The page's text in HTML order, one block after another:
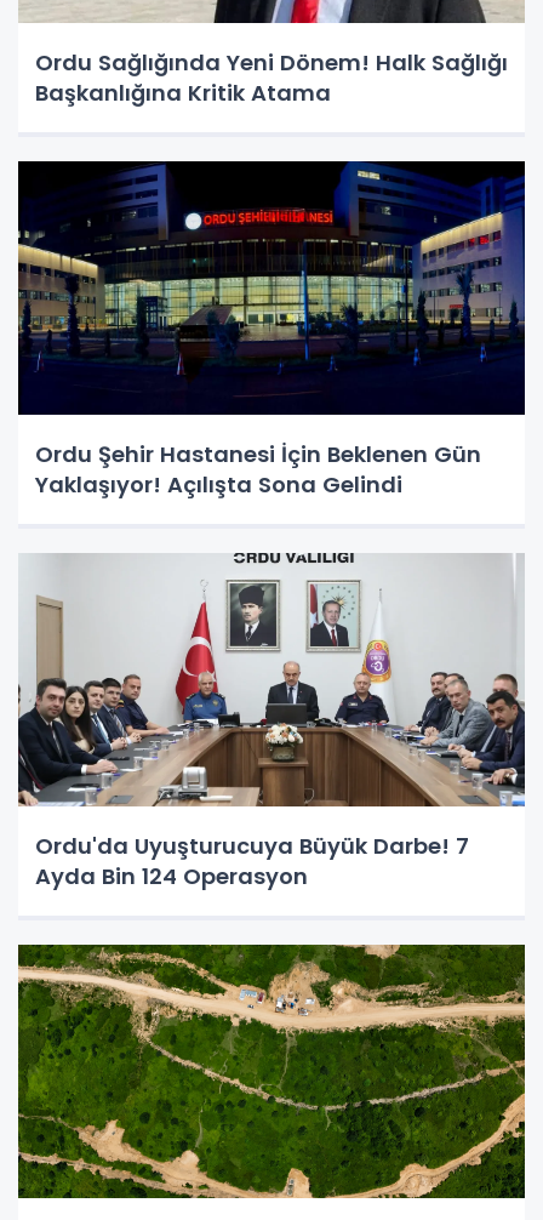
Ordu Sağlığında Yeni Dönem! Halk Sağlığı
Başkanlığına Kritik Atama
Ordu Şehir Hastanesi İçin Beklenen Gün
Yaklaşıyor! Açılışta Sona Gelindi
Ordu'da Uyuşturucuya Büyük Darbe! 7
Ayda Bin 124 Operasyon